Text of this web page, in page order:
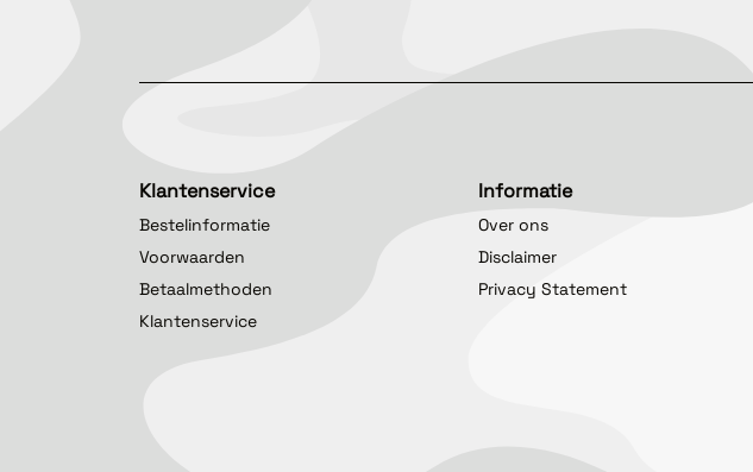
Klantenservice
Bestelinformatie
Voorwaarden
Betaalmethoden
Klantenservice
Informatie
Over ons
Disclaimer
Privacy Statement